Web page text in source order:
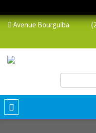
Avenue Bourguiba
Toggle
navigation